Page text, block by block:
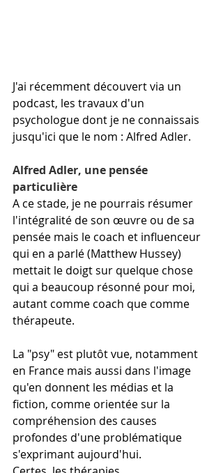
J'ai récemment découvert via un
podcast, les travaux d'un
psychologue dont je ne connaissais
jusqu'ici que le nom : Alfred Adler.
Alfred Adler, une pensée
particulière
A ce stade, je ne pourrais résumer
l'intégralité de son œuvre ou de sa
pensée mais le coach et influenceur
qui en a parlé (Matthew Hussey)
mettait le doigt sur quelque chose
qui a beaucoup résonné pour moi,
autant comme coach que comme
thérapeute.
La "psy" est plutôt vue, notamment
en France mais aussi dans l'image
qu'en donnent les médias et la
fiction, comme orientée sur la
compréhension des causes
profondes d'une problématique
s'exprimant aujourd'hui.